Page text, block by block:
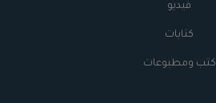
فيديو
كتابات
كتب ومطبوعات